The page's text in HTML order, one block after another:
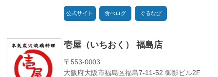
公式サイト 食べログ ぐるなび
壱屋（いちおく） 福島店
〒553-0003
大阪府大阪市福島区福島7-11-52 御影ビル2F